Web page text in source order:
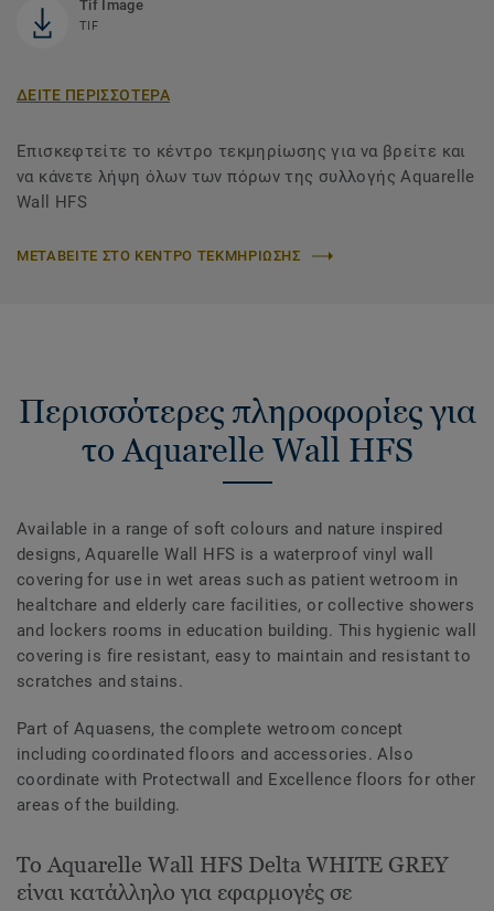
Tif Image
TIF
ΔΕΙΤΕ ΠΕΡΙΣΣΟΤΕΡΑ
Επισκεφτείτε το κέντρο τεκμηρίωσης για να βρείτε και
να κάνετε λήψη όλων των πόρων της συλλογής Aquarelle
Wall HFS
ΜΕΤΑΒΕΙΤΕ ΣΤΟ ΚΕΝΤΡΟ ΤΕΚΜΗΡΙΩΣΗΣ
Περισσότερες πληροφορίες για
το Aquarelle Wall HFS
Available in a range of soft colours and nature inspired
designs, Aquarelle Wall HFS is a waterproof vinyl wall
covering for use in wet areas such as patient wetroom in
healtchare and elderly care facilities, or collective showers
and lockers rooms in education building. This hygienic wall
covering is fire resistant, easy to maintain and resistant to
scratches and stains.
Part of Aquasens, the complete wetroom concept
including coordinated floors and accessories. Also
coordinate with Protectwall and Excellence floors for other
areas of the building.
Το Aquarelle Wall HFS Delta WHITE GREY
είναι κατάλληλο για εφαρμογές σε